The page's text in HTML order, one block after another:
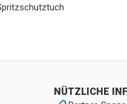
NÜTZLICHE